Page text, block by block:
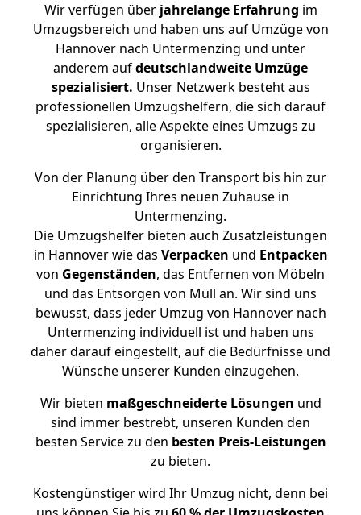
Wir verfügen überjahrelange Erfahrung im
Umzugsbereich und haben uns auf Umzüge von
Hannover nach Untermenzing und unter
anderem aufdeutschlandweite Umzüge
spezialisiert. Unser Netzwerk besteht aus
professionellen Umzugshelfern, die sich darauf
spezialisieren, alle Aspekte eines Umzugs zu
organisieren.
Von der Planung über den Transport bis hin zur
Einrichtung Ihres neuen Zuhause in
Untermenzing.
Die Umzugshelfer bieten auch Zusatzleistungen
in Hannover wie das Verpacken und Entpacken
von Gegenständen, das Entfernen von Möbeln
und das Entsorgen von Müll an. Wir sind uns
bewusst, dass jeder Umzug von Hannover nach
Untermenzing individuell ist und haben uns
daher darauf eingestellt, auf die Bedürfnisse und
Wünsche unserer Kunden einzugehen.
Wir bieten maßgeschneiderte Lösungen und
sind immer bestrebt, unseren Kunden den
besten Service zu den besten Preis-Leistungen
zu bieten.
Kostengünstiger wird Ihr Umzug nicht, denn bei